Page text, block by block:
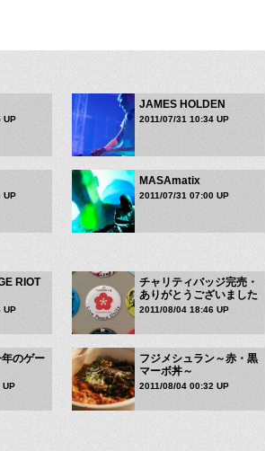
UP
JAMES HOLDEN
2011/07/31 10:34 UP
UP
MASAmatix
2011/07/31 07:00 UP
RIOT
UP
チャリティバッジ完売・
ありがとうございました
2011/08/04 18:46 UP
のゲー
UP
フジメシュラン～赤・黒
マーボ丼～
2011/08/04 00:32 UP